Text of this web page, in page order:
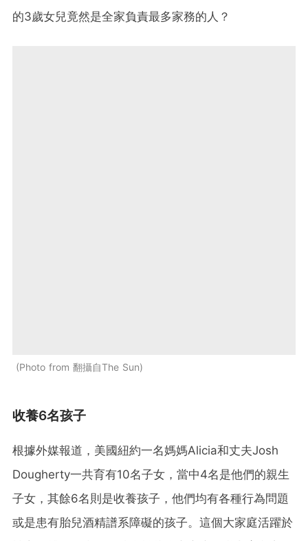
的3歲女兒竟然是全家負責最多家務的人？
Photo from 翻攝自The Sun
收養6名孩子
根據外媒報道，美國紐約一名媽媽Alicia和丈夫Josh
Dougherty一共育有10名子女，當中4名是他們的親生
子女，其餘6名則是收養孩子，他們均有各種行為問題
或是患有胎兒酒精譜系障礙的孩子。這個大家庭活躍於